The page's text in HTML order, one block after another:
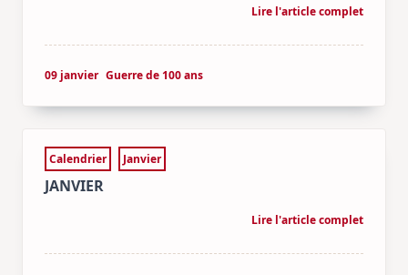
Lire l'article complet
09 janvier Guerre de 100 ans
Calendrier Janvier
JANVIER
Lire l'article complet